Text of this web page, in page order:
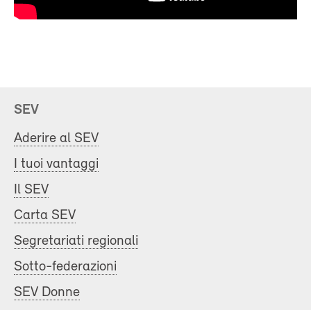
SEV
Aderire al SEV
I tuoi vantaggi
Il SEV
Carta SEV
Segretariati regionali
Sotto-federazioni
SEV Donne